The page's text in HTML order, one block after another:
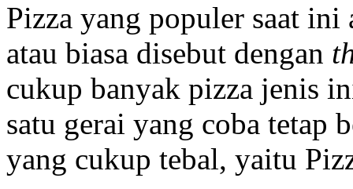
Pizza yang populer saat ini
atau biasa disebut dengan
cukup banyak pizza jenis
satu gerai yang coba tetap
yang cukup tebal, yaitu